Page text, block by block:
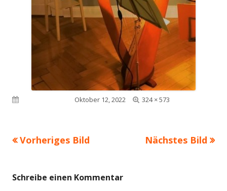
Oktober 12, 2022
Volle
324 × 573
Vorheriges Bild Nächstes Bild
Schreibe einen Kommentar